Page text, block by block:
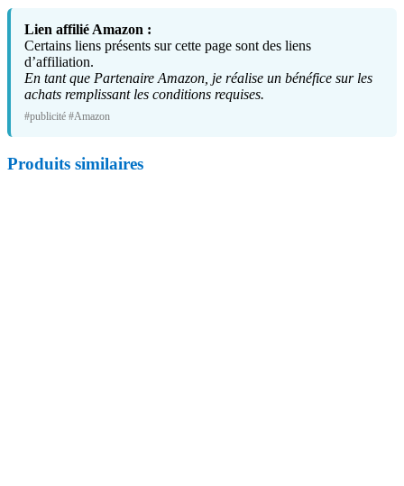
Lien affilié Amazon :
Certains liens présents sur cette page sont des liens
d’affiliation.
En tant que Partenaire Amazon, je réalise un bénéfice sur les
achats remplissant les conditions requises.
#publicité #Amazon
Produits similaires